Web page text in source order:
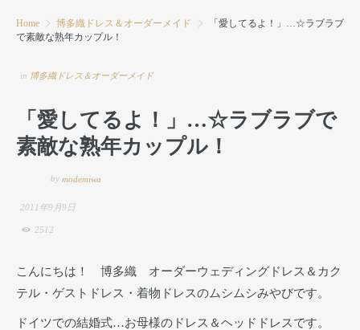
Home 博多織ドレス＆オーダーメイド
「愛してるよ！」…☆ラブラブ
で素敵な熟年カップル！
in 博多織ドレス＆オーダーメイド
「愛してるよ！」…☆ラブラブで
素敵な熟年カップル！
by modemiwa
2011年9月9日
2512
こんにちは！ 博多織 オーダーウェディングドレス＆カク
テル・ゲストドレス・着物ドレスのムシムシみやびです。
ドイツでの結婚式…お母様のドレス＆ヘッドドレスです。